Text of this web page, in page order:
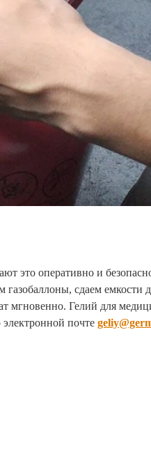
это оперативно и
сдаем емкости
мгновенно. Гелий для
почте